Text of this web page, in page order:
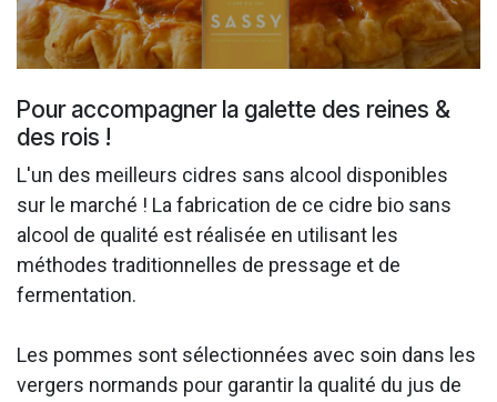
Pour accompagner la galette des reines &
des rois !
L'un des meilleurs cidres sans alcool disponibles
sur le marché ! La fabrication de ce cidre bio sans
alcool de qualité est réalisée en utilisant les
méthodes traditionnelles de pressage et de
fermentation.
Les pommes sont sélectionnées avec soin dans les
vergers normands pour garantir la qualité du jus de